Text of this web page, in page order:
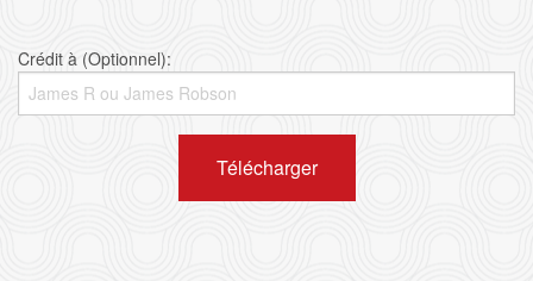
Crédit à (Optionnel):
Télécharger